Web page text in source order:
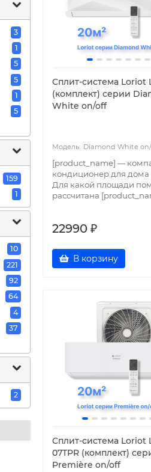
69
80
10
50
11
10
1
3
1
5
5
1
5
2
159
1
10
221
92
64
4
37
34
2
Cплит-система Loriot
(комплект) серии
White on/off
Diamond White
[product_name] —
кондиционер для дома
Для какой площади
рассчитана
22990 ₽
В корзину
Cплит-система Loriot
07TPR (комплект)
Première on/off